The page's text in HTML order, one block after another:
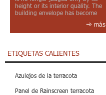
height or its interior quality. The
building envelope has become
más
ETIQUETAS CALIENTES
Azulejos de la terracota
Panel de Rainscreen terracota